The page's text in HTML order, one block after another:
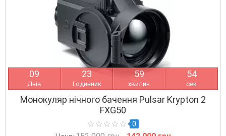
09
Днів
23
Годинник
59
хвилин
53
сек
Монокуляр нічного бачення Pulsar Krypton 2
FXG50
0